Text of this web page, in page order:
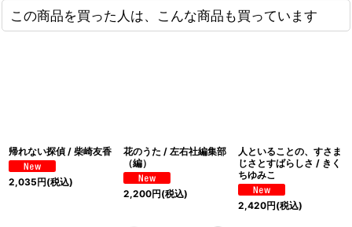
この商品を買った人は、こんな商品も買っています
帰れない探偵 / 柴崎友香
2,035円(税込)
花のうた / 左右社編集部
（編）
2,200円(税込)
人といることの、すさま
じさとすばらしさ / きく
ちゆみこ
2,420円(税込)